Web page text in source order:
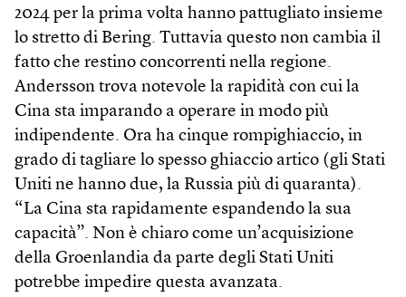
2024 per la prima volta hanno pattugliato insieme
lo stretto di Bering. Tuttavia questo non cambia il
fatto che restino concorrenti nella regione.
Andersson trova notevole la rapidità con cui la
Cina sta imparando a operare in modo più
indipendente. Ora ha cinque rompighiaccio, in
grado di tagliare lo spesso ghiaccio artico (gli Stati
Uniti ne hanno due, la Russia più di quaranta).
“La Cina sta rapidamente espandendo la sua
capacità”. Non è chiaro come un’acquisizione
della Groenlandia da parte degli Stati Uniti
potrebbe impedire questa avanzata.